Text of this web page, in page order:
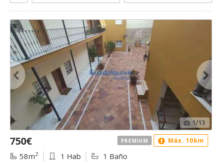
1/13
750€
58m2 1 Hab 1 Baño
PREMIUM Máx. 10km